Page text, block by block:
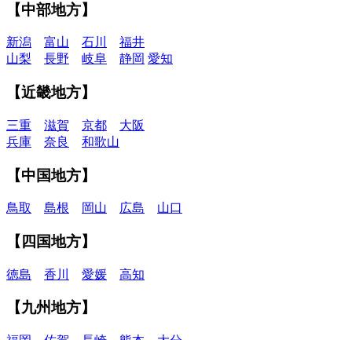
【中部地方】
新潟 富山 石川
福井
山梨
長野 岐阜 静岡 愛知
【近畿地方】
三重 滋賀 京都
大阪
兵庫
奈良 和歌山
【中国地方】
鳥取 島根 岡山 広島 山口
【四国地方】
徳島 香川 愛媛 高知
【九州地方】